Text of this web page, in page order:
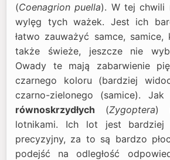
(Coenagrion puella). W tej chwili
wylęg tych ważek. Jest ich
łatwo zauważyć samce, samice,
także świeże, jeszcze nie
Owady te mają zabarwienie
czarnego koloru (bardziej
czarno-zielonego (samice). Jak
równoskrzydłych (Zygoptera)
lotnikami. Ich lot jest bardziej
precyzyjny, za to są bardzo
podejść na odległość